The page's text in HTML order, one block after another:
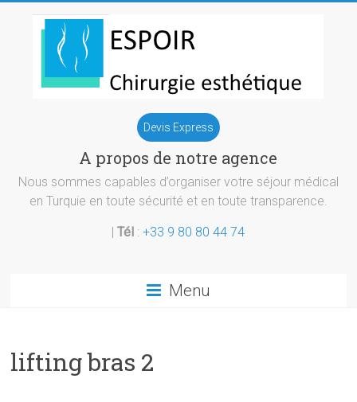
esthetique
Turquie
Devis Express
A propos de notre agence
Nous sommes capables d’organiser votre séjour médical
en Turquie en toute sécurité et en toute transparence.
|Tél :+33 9 80 80 44 74
Menu
lifting bras 2